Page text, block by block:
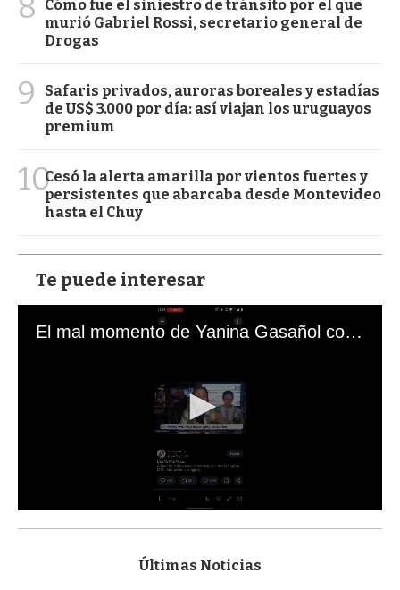
8
Cómo fue el siniestro de tránsito por el que
murió Gabriel Rossi, secretario general de
Drogas
9
Safaris privados, auroras boreales y estadías
de US$ 3.000 por día: así viajan los uruguayos
premium
10Cesó la alerta amarilla por vientos fuertes y
persistentes que abarcaba desde Montevideo
hasta el Chuy
Te puede interesar
El mal momento de Yanina Gasañol con un hincha argentino en "Subrayado"
s
Últimas Noticias